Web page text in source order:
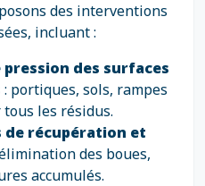
des interventions
incluant :
des surfaces
: portiques, sols, rampes
les résidus.
de récupération et
des boues,
accumulés.